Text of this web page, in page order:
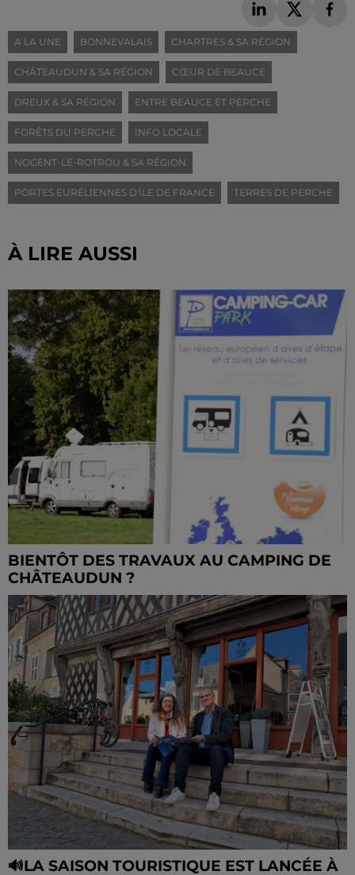
A LA UNE BONNEVALAIS CHARTRES & SA RÉGION
CHÂTEAUDUN & SA RÉGION CŒUR DE BEAUCE
DREUX & SA RÉGION ENTRE BEAUCE ET PERCHE
FORÊTS DU PERCHE INFO LOCALE
NOGENT-LE-ROTROU & SA RÉGION
PORTES EURÉLIENNES D'ÎLE DE FRANCE TERRES DE PERCHE
À LIRE AUSSI
BIENTÔT DES TRAVAUX AU CAMPING DE
CHÂTEAUDUN ?
🔊LA SAISON TOURISTIQUE EST LANCÉE À